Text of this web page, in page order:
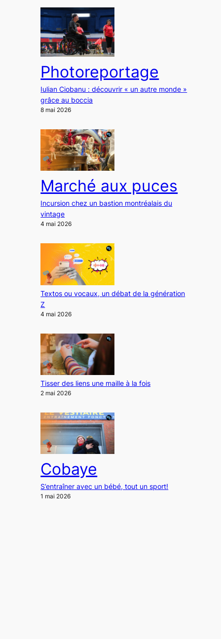
Photoreportage
Iulian Ciobanu : découvrir « un autre monde »
grâce au boccia
8 mai 2026
Marché aux puces
Incursion chez un bastion montréalais du
vintage
4 mai 2026
Textos ou vocaux, un débat de la génération
Z
4 mai 2026
Tisser des liens une maille à la fois
2 mai 2026
Cobaye
S’entraîner avec un bébé, tout un sport!
1 mai 2026